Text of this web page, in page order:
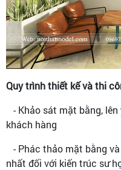
Quy trình thiết kế và thi
- Khảo sát mặt bằng,
khách hàng
- Phác thảo mặt bằng
nhất đối với kiến trúc sư